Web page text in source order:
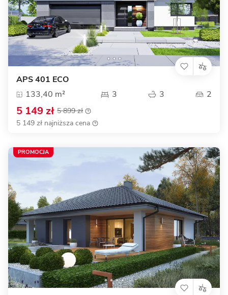
APS 401 ECO
133,40 m²
3 3 2
5 149 zł 5 899 zł
5 149 zł najniższa cena
PROMOCJA